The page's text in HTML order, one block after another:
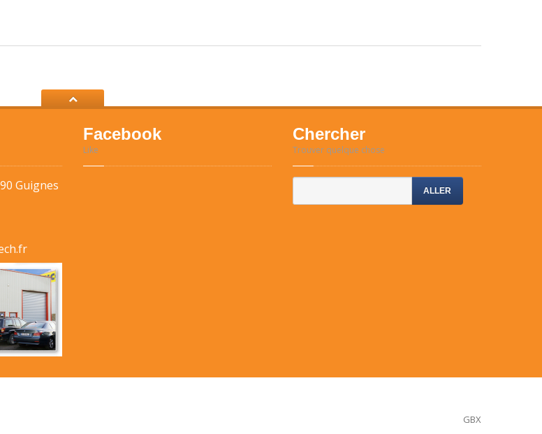
Guignes
Facebook
Like
Chercher
Trouver quelque chose
ALLER
GBX